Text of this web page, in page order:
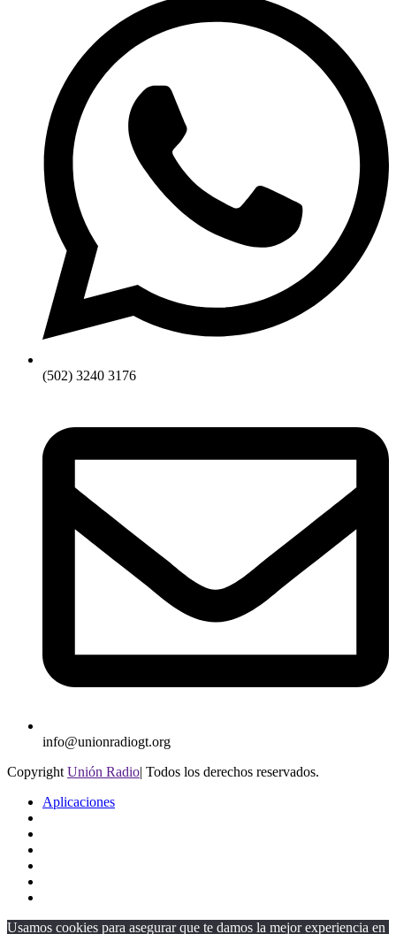
(502) 3240 3176
info@unionradiogt.org
Copyright Unión Radio| Todos los derechos reservados.
Aplicaciones
Usamos cookies para asegurar que te damos la mejor experiencia en